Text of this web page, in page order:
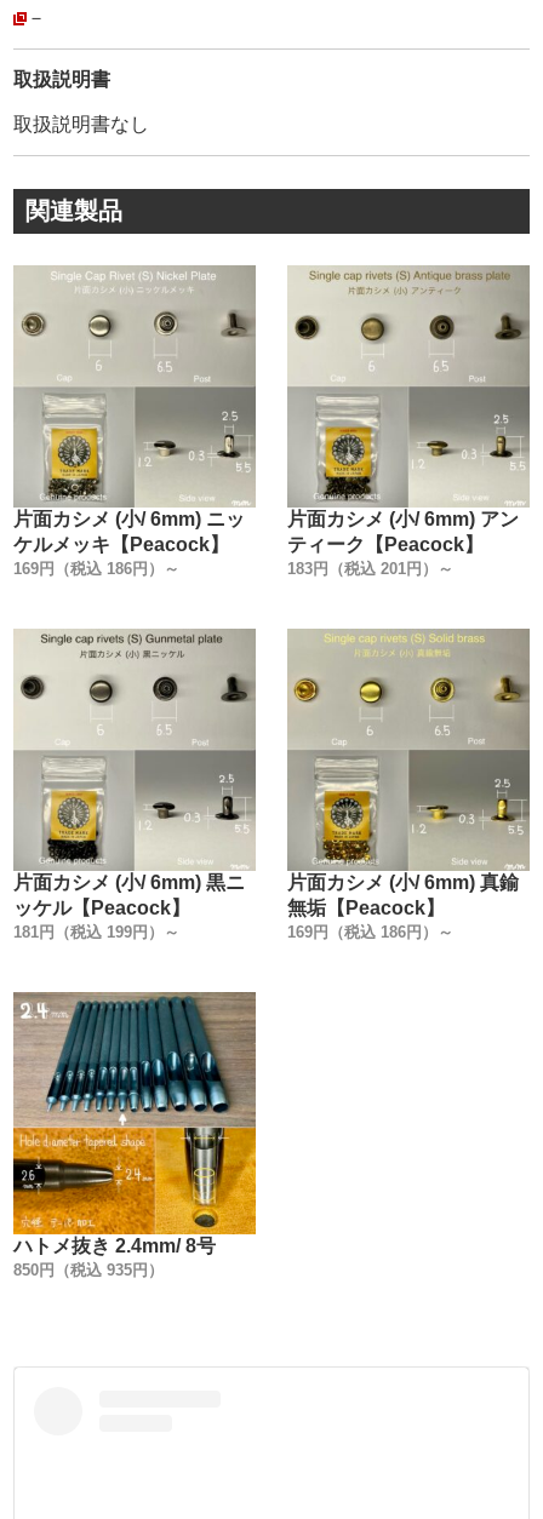
その為、耐久性、品質は折り紙付きです。
カシメ金具１つをとっても、世界中には様々なメーカーが
外径が同じサイズだから、どこのメーカーを使っても同じ
というわけではありません。
カシメ金具は、製造しているメーカーの金型によって、わ
ずかに形状やRが異なります。
加工)など、各メーカーによって様々です。
金具の規格に合わない工具を使うと、もちろん金具が変形
します。
金具を止める作業において【金具メーカーの規格に合わせ
て作った工具】を使う事が必須なんです。
ネット通販等で販売されている打駒は、安価な物から高価
な物まで様々です。
共通しているのは『どこの金具メーカーに合わせて作った
工具なのか』の記載が無い事です。
金具が主体の工具なのに、使う金具にこだわりが無いんで
弊社は、金具も工具も【Peacock純正品】です。
今回製造にあたり、世の中で販売されている打駒を、1から
見直しました。
『何が良くて何が悪いのか』を私達レザークラフト専門工
場の視点から考えて作りました。
こだわったのは【7つのポイント】です。
1. 金具を図面に数値化して工具を作る事。
2. 工具の部材全てに焼入れをする事。
3. 大まかな寸法公差を無くし、国産ハンドプレス機の規格
に合わせて統一する事。
5. メッキ加工を施す事。
6. 打駒と金具(Cap + Post)の関係性を明確にする事。
7. 専用手打ち棒で、上駒だけで止められる様にする事。
【特徴】
1.【金具を図面に数値化して工具を作る !】
製造にあたり、一番最初に取り掛かった事は『金具の数値
化』です。
－
取扱説明書
取扱説明書なし
関連製品
片面カシメ (小/ 6mm) ニッ
ケルメッキ【Peacock】
169円（税込 186円）～
片面カシメ (小/ 6mm) アン
ティーク【Peacock】
183円（税込 201円）～
片面カシメ (小/ 6mm) 黒ニ
ッケル【Peacock】
181円（税込 199円）～
片面カシメ (小/ 6mm) 真鍮
無垢【Peacock】
169円（税込 186円）～
ハトメ抜き 2.4mm/ 8号
850円（税込 935円）